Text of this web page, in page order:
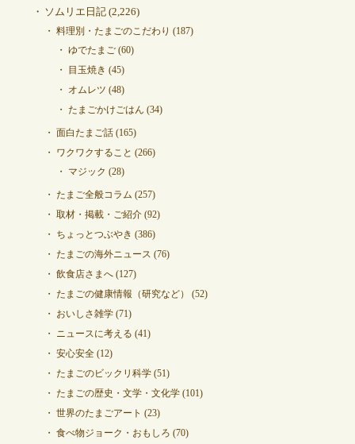
ソムリエ日記(2,226)
料理別・たまごのこだわり (187)
ゆでたまご(60)
目玉焼き (45)
オムレツ (48)
たまごかけごはん (34)
面白たまご話(165)
ワクワクすること (266)
マジック (28)
たまご全般コラム (257)
取材・掲載・ご紹介(92)
ちょっとつぶやき (386)
たまごの海外ニュース (76)
飲食店さまへ(127)
たまごの健康情報（研究など）
(52)
おいしさ雑学(71)
ニュースに考える (41)
安心安全(12)
たまごのビックリ科学(51)
たまごの歴史・文学・文化学(101)
世界のたまごアート (23)
食べ物ジョーク・おもしろ (70)